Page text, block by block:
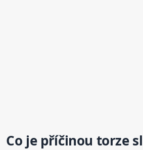
Co je příčinou torze